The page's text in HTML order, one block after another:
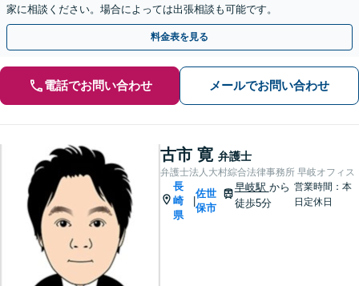
家に相談ください。場合によっては出張相談も可能です。
料金表を見る
電話でお問い合わせ メールでお問い合わせ
古市 寛 弁護士
弁護士法人大村綜合法律事務所 早岐オフィス
長
崎
県
佐世
保市
早岐駅 から
徒歩5分
営業時間：本
日定休日